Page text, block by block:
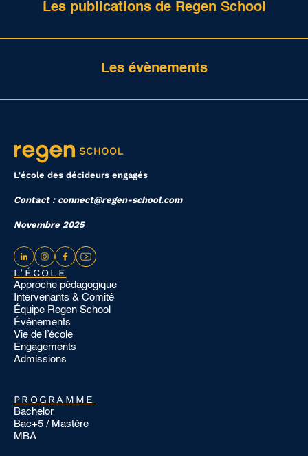
Les publications de Regen School
Les évènements
L'école des décideurs engagés
Contact : connect@regen-school.com
Novembre 2025
L’ÉCOLE
Approche pédagogique
Intervenants & Comité
Équipe Regen School
Évènements
Vie de l’école
Engagements
Admissions
PROGRAMME
Bachelor
Bac+5 / Mastère
MBA